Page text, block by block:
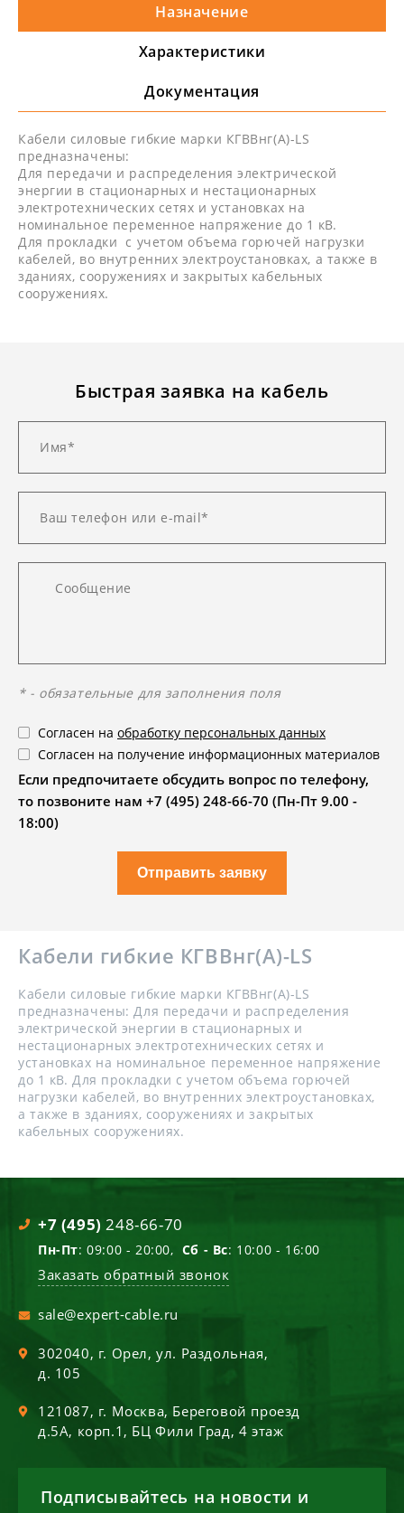
Назначение
Характеристики
Документация
Кабели силовые гибкие марки КГВВнг(А)-LS
предназначены:
Для передачи и распределения электрической
энергии в стационарных и нестационарных
электротехнических сетях и установках на
номинальное переменное напряжение до 1 кВ.
Для прокладки с учетом объема горючей нагрузки
кабелей, во внутренних электроустановках, а также в
зданиях, сооружениях и закрытых кабельных
сооружениях.
Быстрая заявка на кабель
* - обязательные для заполнения поля
Согласен на обработку персональных данных
Согласен на получение информационных материалов
Если предпочитаете обсудить вопрос по телефону,
то позвоните нам +7 (495) 248-66-70 (Пн-Пт 9.00 -
18:00)
Отправить заявку
Кабели гибкие КГВВнг(А)-LS
Кабели силовые гибкие марки КГВВнг(А)-LS
предназначены: Для передачи и распределения
электрической энергии в стационарных и
нестационарных электротехнических сетях и
установках на номинальное переменное напряжение
до 1 кВ. Для прокладки с учетом объема горючей
нагрузки кабелей, во внутренних электроустановках,
а также в зданиях, сооружениях и закрытых
кабельных сооружениях.
+7 (495) 248-66-70
Пн-Пт: 09:00 - 20:00, Сб - Вс: 10:00 - 16:00
Заказать обратный звонок
sale@expert-cable.ru
302040, г. Орел,ул. Раздольная,
д. 105
121087, г. Москва, Береговой проезд
д.5А, корп.1, БЦ Фили Град, 4 этаж
Подписывайтесь на новости и